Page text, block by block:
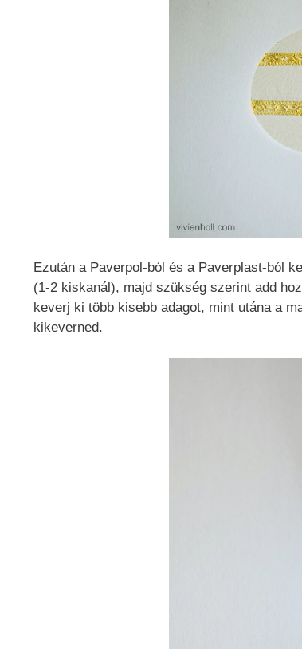
Ezután a Paverpol-ból és a Paverplast-ból
(1-2 kiskanál), majd szükség szerint add
keverj ki több kisebb adagot, mint utána a
kikeverned.